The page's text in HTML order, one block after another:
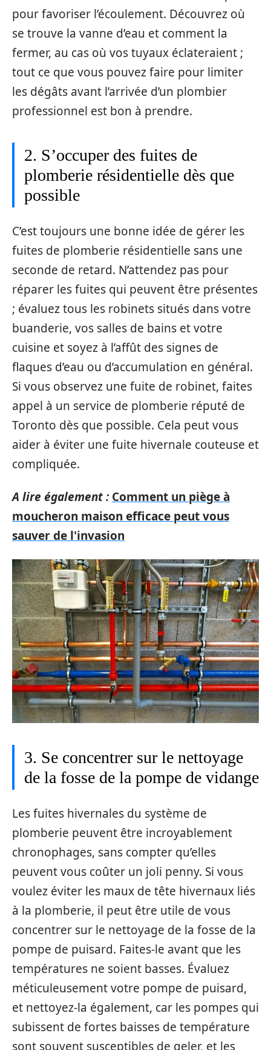
pour favoriser l’écoulement. Découvrez où
se trouve la vanne d’eau et comment la
fermer, au cas où vos tuyaux éclateraient ;
tout ce que vous pouvez faire pour limiter
les dégâts avant l’arrivée d’un plombier
professionnel est bon à prendre.
2. S’occuper des fuites de
plomberie résidentielle dès que
possible
C’est toujours une bonne idée de gérer les
fuites de plomberie résidentielle sans une
seconde de retard. N’attendez pas pour
réparer les fuites qui peuvent être présentes
; évaluez tous les robinets situés dans votre
buanderie, vos salles de bains et votre
cuisine et soyez à l’affût des signes de
flaques d’eau ou d’accumulation en général.
Si vous observez une fuite de robinet, faites
appel à un service de plomberie réputé de
Toronto dès que possible. Cela peut vous
aider à éviter une fuite hivernale couteuse et
compliquée.
A lire également : Comment un piège à
moucheron maison efficace peut vous
sauver de l'invasion
3. Se concentrer sur le nettoyage
de la fosse de la pompe de vidange
Les fuites hivernales du système de
plomberie peuvent être incroyablement
chronophages, sans compter qu’elles
peuvent vous coûter un joli penny. Si vous
voulez éviter les maux de tête hivernaux liés
à la plomberie, il peut être utile de vous
concentrer sur le nettoyage de la fosse de la
pompe de puisard. Faites-le avant que les
températures ne soient basses. Évaluez
méticuleusement votre pompe de puisard,
et nettoyez-la également, car les pompes qui
subissent de fortes baisses de température
sont souvent susceptibles de geler, et les